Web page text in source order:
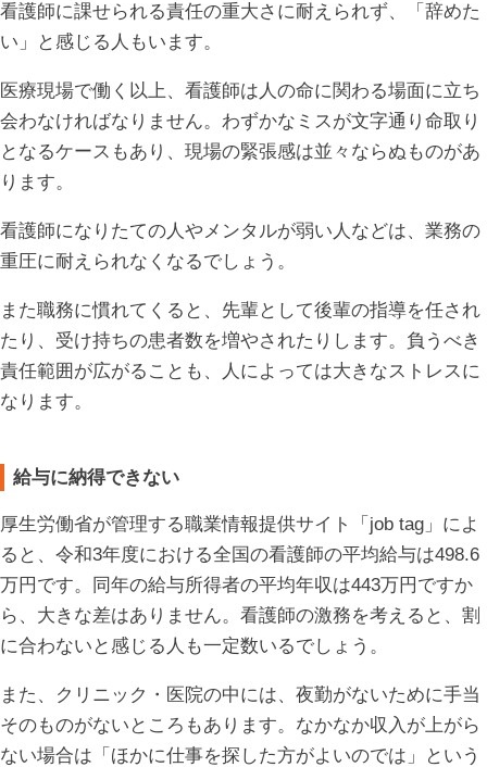
看護師に課せられる責任の重大さに耐えられず、「辞めた
い」と感じる人もいます。
医療現場で働く以上、看護師は人の命に関わる場面に立ち
会わなければなりません。わずかなミスが文字通り命取り
となるケースもあり、現場の緊張感は並々ならぬものがあ
ります。
看護師になりたての人やメンタルが弱い人などは、業務の
重圧に耐えられなくなるでしょう。
また職務に慣れてくると、先輩として後輩の指導を任され
たり、受け持ちの患者数を増やされたりします。負うべき
責任範囲が広がることも、人によっては大きなストレスに
なります。
給与に納得できない
厚生労働省が管理する職業情報提供サイト「job tag」によ
ると、令和3年度における全国の看護師の平均給与は498.6
万円です。同年の給与所得者の平均年収は443万円ですか
ら、大きな差はありません。看護師の激務を考えると、割
に合わないと感じる人も一定数いるでしょう。
また、クリニック・医院の中には、夜勤がないために手当
そのものがないところもあります。なかなか収入が上がら
ない場合は「ほかに仕事を探した方がよいのでは」という